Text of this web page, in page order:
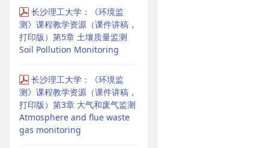
长沙理工大学：《环境监
测》课程教学资源（课件讲稿，
打印版）第5章 土壤质量监测
Soil Pollution Monitoring
长沙理工大学：《环境监
测》课程教学资源（课件讲稿，
打印版）第3章 大气和废气监测
Atmosphere and flue waste
gas monitoring